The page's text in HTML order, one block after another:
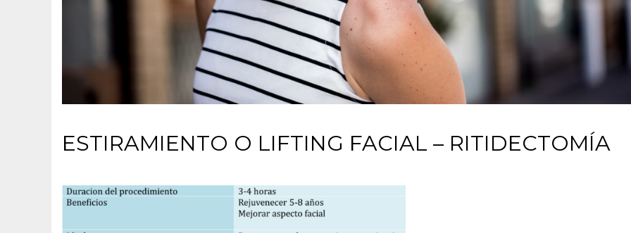
ESTIRAMIENTO O LIFTING FACIAL – RITIDECTOMÍA